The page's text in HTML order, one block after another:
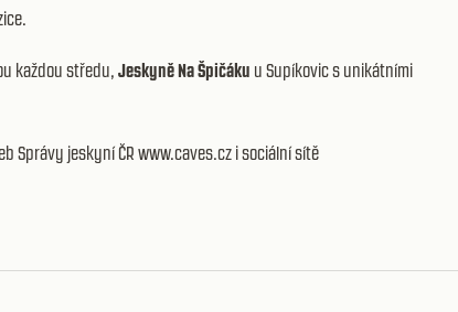
každou středu, Jeskyně Na Špičáku u Supíkovic s unikátními
Správy jeskyní ČR www.caves.cz i sociální sítě